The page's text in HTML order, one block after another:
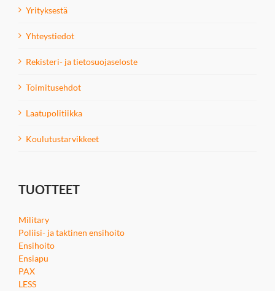
Yrityksestä
Yhteystiedot
Rekisteri- ja tietosuojaseloste
Toimitusehdot
Laatupolitiikka
Koulutustarvikkeet
TUOTTEET
Military
Poliisi- ja taktinen ensihoito
Ensihoito
Ensiapu
PAX
LESS